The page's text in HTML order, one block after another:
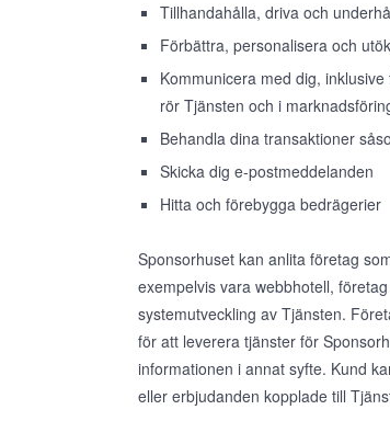
Tillhandahålla, driva och
Förbättra, personalisera och
Kommunicera med dig,
rör Tjänsten och i
Behandla dina transaktioner
Skicka dig e-postmeddelanden
Hitta och förebygga bedrägerier
Sponsorhuset kan anlita företag
exempelvis vara webbhotell,
systemutveckling av Tjänsten.
för att leverera tjänster för
informationen i annat syfte. Kund
eller erbjudanden kopplade till